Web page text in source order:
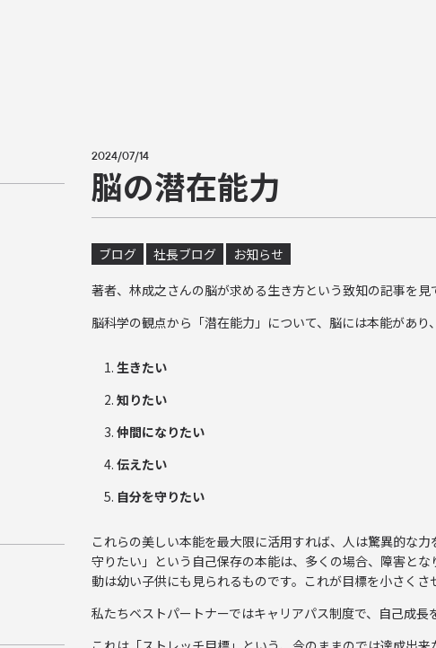
2024/07/14
脳の潜在能力
ブログ 社長ブログ
お知らせ
著者、林成之さんの脳が求める生き方という致知の記事を見
脳科学の観点から「潜在能力」について、脳には本能があり
生きたい
知りたい
仲間になりたい
伝えたい
自分を守りたい
これらの美しい本能を最大限に活用すれば、人は驚異的な
守りたい」という自己保存の本能は、多くの場合、障害と
動は幼い子供にも見られるものです。これが目標を小さく
私たちベストパートナーではキャリアパス制度で、自己成長